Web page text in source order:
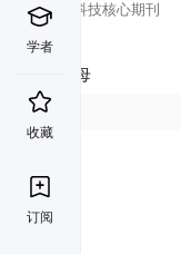
学者
收藏
订阅
中国科技核心期刊
首字母